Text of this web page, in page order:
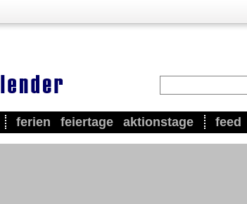
ferien feiertage aktionstage feed